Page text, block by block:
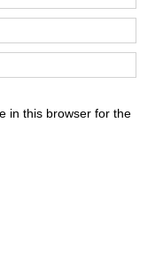
in this browser for the